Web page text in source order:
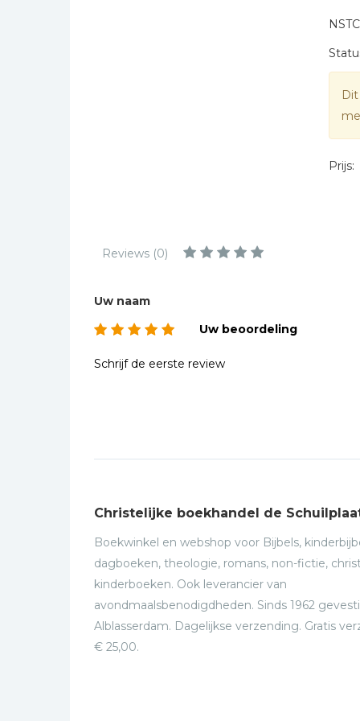
Taalstudie
Prijs:
Reviews (0)
Uw naam
Uw beoordeling
Schrijf de eerste review
Christelijke boekhandel de
Boekwinkel en webshop voor Bijbels,
dagboeken, theologie, romans, non-fictie,
kinderboeken. Ook leverancier van
avondmaalsbenodigdheden. Sinds 1962
Alblasserdam. Dagelijkse verzending. Gratis
€ 25,00.